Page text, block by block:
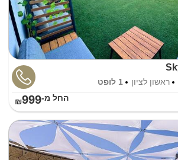
ראשון לציון 1 לופט
החל מ-₪999